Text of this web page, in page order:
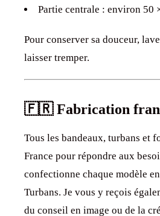
Partie centrale : environ 50
Pour conserver sa douceur,
laisser tremper.
🇫🇷 Fabrication
Tous les bandeaux, turbans et
France pour répondre aux
confectionne chaque modèle
Turbans. Je vous y reçois
du conseil en image ou de la